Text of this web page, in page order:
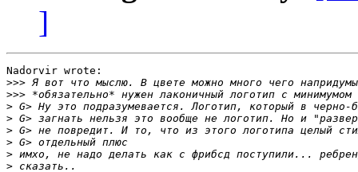
]
Nadorvir wrote:
>>>
>>>
>
>
>
>
>
>